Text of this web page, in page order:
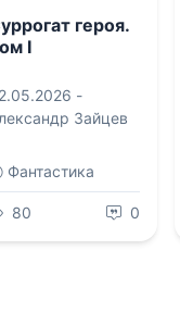
героя.
I
-
Зайцев
Фантастика
80 0